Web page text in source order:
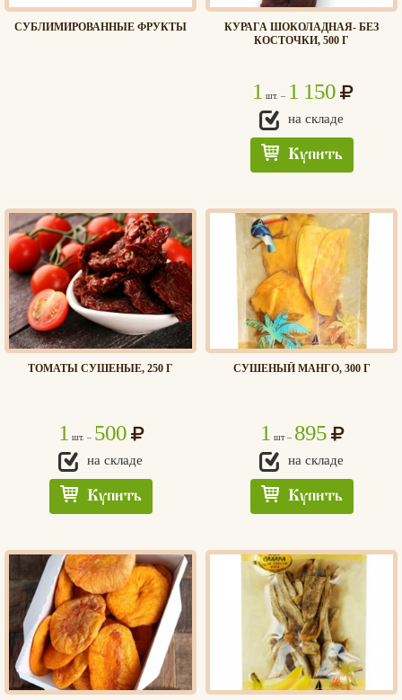
СУБЛИМИРОВАННЫЕ ФРУКТЫ
КУРАГА ШОКОЛАДНАЯ- БЕЗ
КОСТОЧКИ, 500 Г
1 шт. – 1 150
на складе
Купить
ТОМАТЫ СУШЕНЫЕ, 250 Г
1 шт. – 500
на складе
Купить
СУШЕНЫЙ МАНГО, 300 Г
1 шт – 895
на складе
Купить